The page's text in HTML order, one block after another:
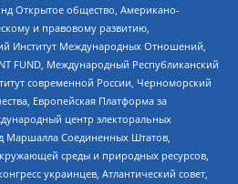
Открытое общество, Американо-
и правовому развитию,
Институт Международных Отношений,
FUND, Международный Республиканский
современной России, Черноморский
Европейская Платформа за
центр электоральных
Маршалла Соединенных Штатов,
среды и природных ресурсов,
украинцев, Атлантический совет,